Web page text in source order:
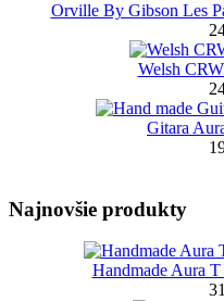
Orville By Gibson Les
Welsh
Gitara
Najnovšie produkty
Handmade Aura